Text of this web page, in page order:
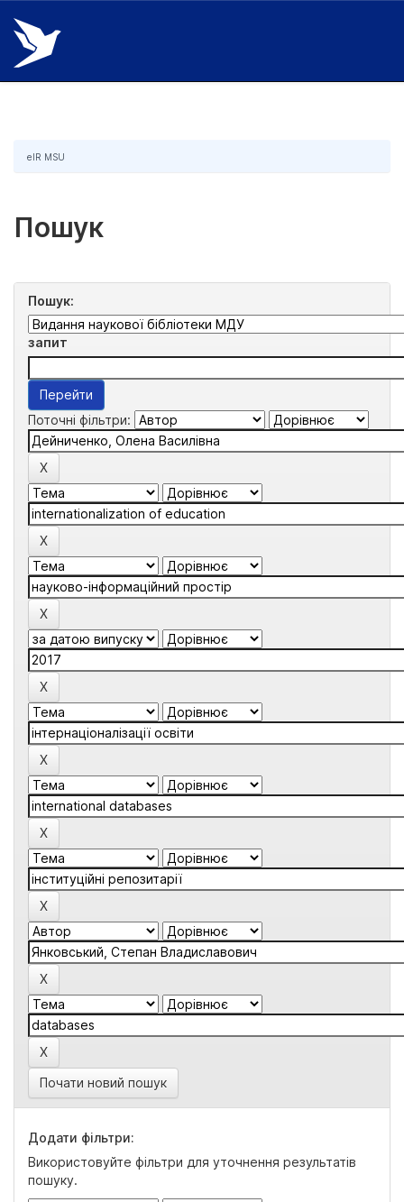
Skip
navigation
eIR MSU
Пошук
Пошук:
запит
Поточні фільтри:
Почати новий пошук
Додати фільтри:
Використовуйте фільтри для уточнення результатів
пошуку.